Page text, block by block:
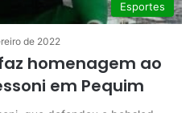
Esportes
de 2022
homenagem ao
em Pequim